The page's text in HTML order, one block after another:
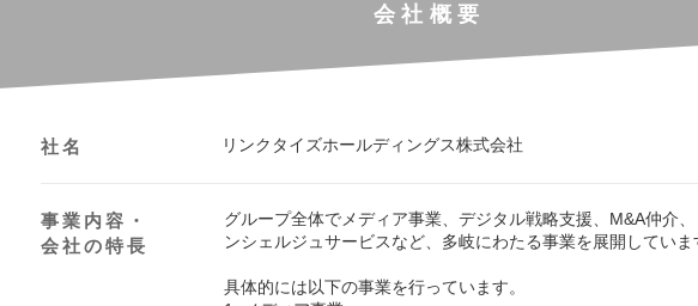
会社概要
社名 リンクタイズホールディングス株式会社
事業内容・
会社の特長
グループ全体でメディア事業、デジタル戦略支援、M&A仲介
ンシェルジュサービスなど、多岐にわたる事業を展開していま
具体的には以下の事業を行っています。